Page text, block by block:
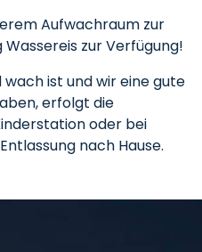
Aufwachraum zur
zur Verfügung!
ist und wir eine gute
erfolgt die
oder bei
nach Hause.